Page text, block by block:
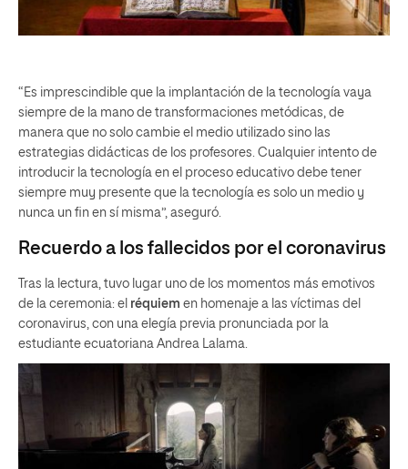
“Es imprescindible que la implantación de la tecnología vaya
siempre de la mano de transformaciones metódicas, de
manera que no solo cambie el medio utilizado sino las
estrategias didácticas de los profesores. Cualquier intento de
introducir la tecnología en el proceso educativo debe tener
siempre muy presente que la tecnología es solo un medio y
nunca un fin en sí misma”, aseguró.
Recuerdo a los fallecidos por el coronavirus
Tras la lectura, tuvo lugar uno de los momentos más emotivos
de la ceremonia: el réquiem en homenaje a las víctimas del
coronavirus, con una elegía previa pronunciada por la
estudiante ecuatoriana Andrea Lalama.